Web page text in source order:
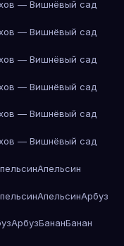
— Вишнёвый сад
— Вишнёвый сад
— Вишнёвый сад
— Вишнёвый сад
— Вишнёвый сад
— Вишнёвый сад
Апельсин
АпельсинАрбуз
АрбузБананБанан